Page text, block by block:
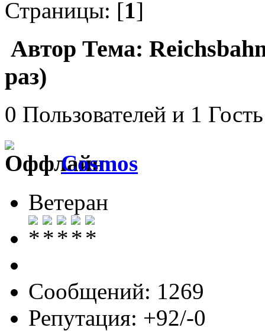
Страницы: [1]
Автор Тема:
раз)
0 Пользователей и 1
Cosmos
Ветеран
Сообщений: 1269
Репутация: +92/-0